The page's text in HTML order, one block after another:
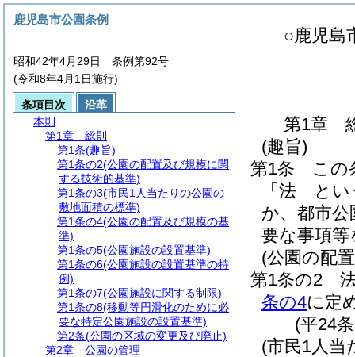
○鹿児島
第1章
(趣旨)
第1条
この
「法」と
か、都市公
要な事項
(公園の配
第1条の2
条の4に定
(平24
(市民1人当
鹿児島市公園条例
昭和42年4月29日 条例第92号
(令和8年4月1日施行)
条項目次
沿革
本則
第1章
総則
第1条(趣旨)
第1条の2(公園の配置及び規模に関
する技術的基準)
第1条の3(市民1人当たりの公園の
敷地面積の標準)
第1条の4(公園の配置及び規模の基
準)
第1条の5(公園施設の設置基準)
第1条の6(公園施設の設置基準の特
例)
第1条の7(公園施設に関する制限)
第1条の8(移動等円滑化のために必
要な特定公園施設の設置基準)
第2条(公園の区域の変更及び廃止)
第2章
公園の管理